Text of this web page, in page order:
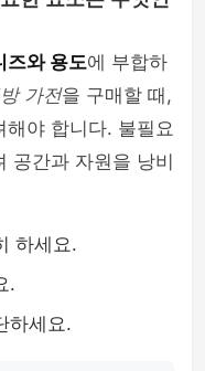
즈와 용도에 부합하
가전을 구매할 때,
해야 합니다. 불필요
공간과 자원을 낭비
하세요.
.
하세요.